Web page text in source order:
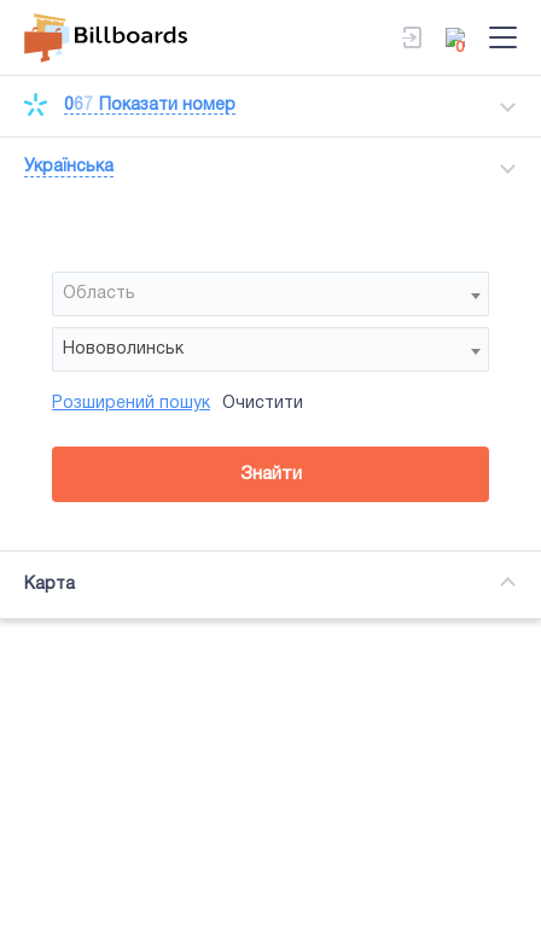
0
067 Показати номер
Українська
Область
Нововолинськ
Район
Сторона
Усi
Підсвітка
Розширений пошук Очистити
Знайти
Карта